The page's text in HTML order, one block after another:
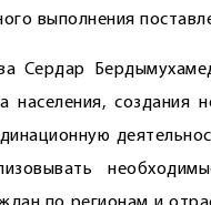
выполнения
Сердар
населения, создания